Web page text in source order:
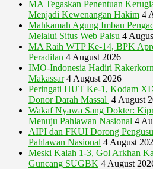
MA Tegaskan Penentuan
Menjadi Kewenangan Hakim 4
Mahkamah Agung Imbau
Melalui Situs Web Palsu 4
MA Raih WTP Ke-14, BPK
Peradilan 4 August 2026
IMO-Indonesia Hadiri
Makassar 4 August 2026
Peringati HUT Ke-1, Kodam
Donor Darah Massal 4 August
Wakaf Nyawa Sang Dokter:
Menuju Pahlawan Nasional 4
AIPI dan FKUI Dorong
Pahlawan Nasional 4 August
Meski Kalah 1-3, Gol Arkhan
Guncang SUGBK 4 August